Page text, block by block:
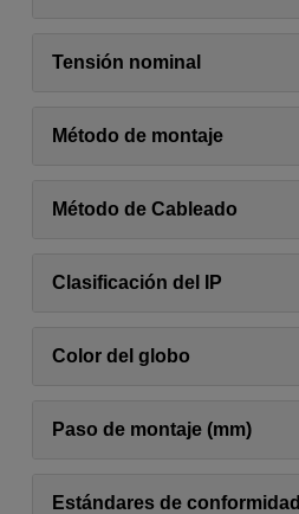
Tensión nominal
Método de montaje
Método de Cableado
Clasificación del IP
Color del globo
Paso de montaje (mm)
Estándares de conformidad